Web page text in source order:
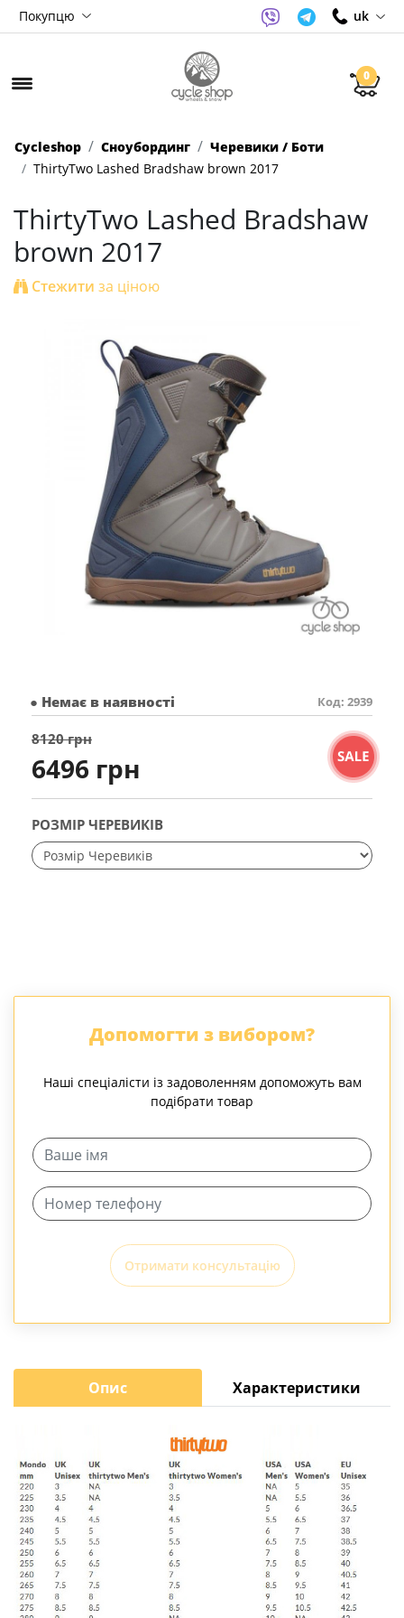
Покупцю uk
0
Cycleshop Сноубординг
Черевики / Боти
ThirtyTwo Lashed Bradshaw brown 2017
ThirtyTwo Lashed Bradshaw
brown 2017
Стежити за ціною
● Немає в наявності Код: 2939
8120 грн
6496 грн
РОЗМІР ЧЕРЕВИКІВ
Допомогти з вибором?
Наші спеціалісти із задоволенням допоможуть вам
подібрати товар
Отримати консультацію
Опис Характеристики